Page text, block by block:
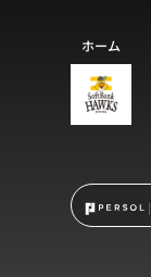
ホーム